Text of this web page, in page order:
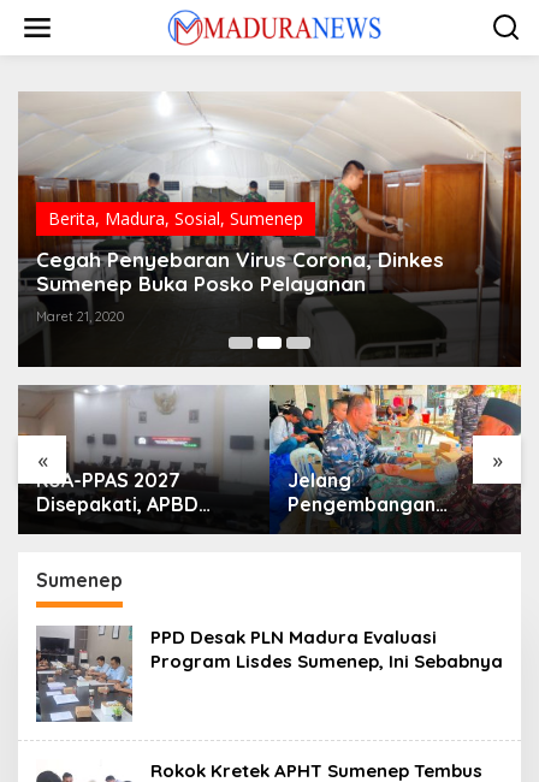
konten
Berita, Madura, Sosial, Sumenep
Cegah Penyebaran Virus Corona, Dinkes
Sumenep Buka Posko Pelayanan
Maret 21, 2020
« »
KUA-PPAS 2027
Disepakati, APBD
Sampang Defisit Rp
Jelang
Pengembangan
Lapangan Hidayah,
Sumenep
PPD Desak PLN Madura Evaluasi
Program Lisdes Sumenep, Ini Sebabnya
Rokok Kretek APHT Sumenep Tembus